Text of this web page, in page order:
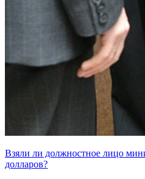
Взяли ли должностное лицо
долларов?